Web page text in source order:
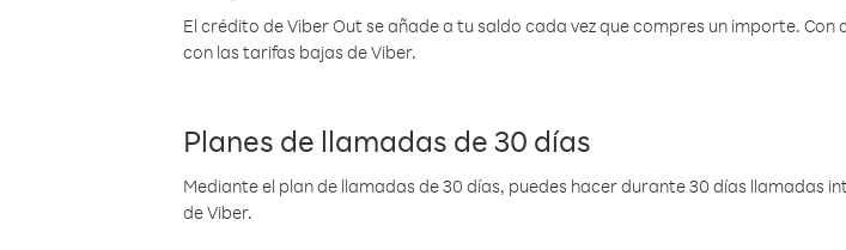
El crédito de Viber Out se añade a tu saldo cada vez que compres un importe.
con las tarifas bajas de Viber.
Planes de llamadas de 30 días
Mediante el plan de llamadas de 30 días, puedes hacer durante 30 días llamadas
de Viber.